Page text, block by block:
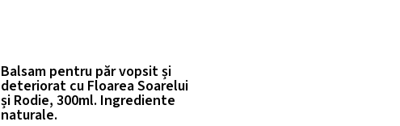
Balsam pentru păr vopsit și
deteriorat cu Floarea Soarelui
și Rodie, 300ml. Ingrediente
naturale.